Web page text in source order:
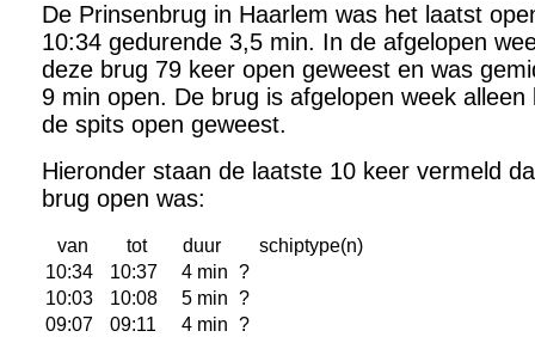
De Prinsenbrug in Haarlem was het laatst
10:34 gedurende 3,5 min. In de afgelopen
deze brug 79 keer open geweest en was
9 min open. De brug is afgelopen week alleen
de spits open geweest.
Hieronder staan de laatste 10 keer vermeld
brug open was:
van tot duur
schiptype(n)
10:34
10:37 4 min
?
10:03
10:08 5 min
?
09:07
09:11 4 min
?